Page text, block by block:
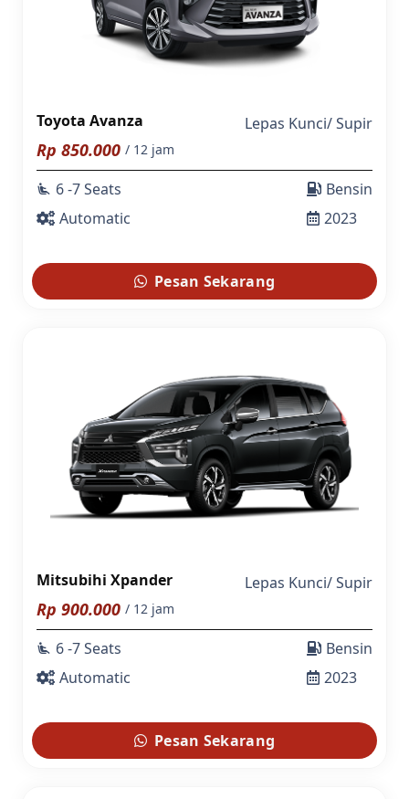
Toyota Avanza Lepas Kunci/Supir
Rp 850.000 / 12 jam
airline_seat_recline_extra 6 -7 Seats
Automatic
Bensin
2023
Pesan Sekarang
Mitsubihi Xpander Lepas Kunci/Supir
Rp 900.000 / 12 jam
airline_seat_recline_extra 6 -7 Seats
Automatic
Bensin
2023
Pesan Sekarang